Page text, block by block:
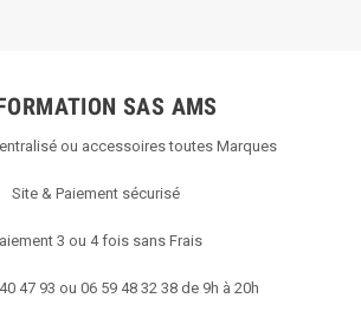
SAS AMS
ou accessoires toutes Marques
Site & Paiement sécurisé
3 ou 4 fois sans Frais
47 93 ou 06 59 48 32 38 de 9h à 20h